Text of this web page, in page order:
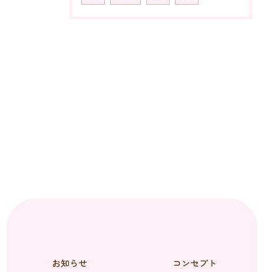
お知らせ コンセプト